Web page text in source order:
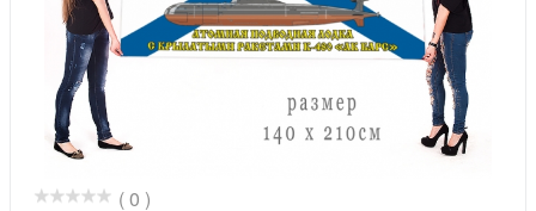
( 0 )